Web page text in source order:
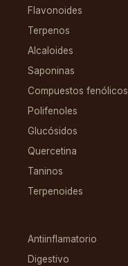
Flavonoides
Terpenos
Alcaloides
Saponinas
Compuestos fenólicos
Polifenoles
Glucósidos
Quercetina
Taninos
Terpenoides
Antiinflamatorio
Digestivo